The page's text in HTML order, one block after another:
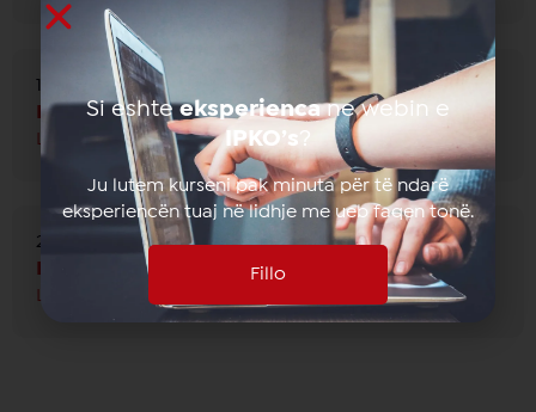
19 May 2026
FTESË PËR OFERTIM
Lexo më shumë
23 April 2026
FTESË PËR OFERTIM
Si eshteeksperiencane webin e
IPKO’s?
Ju lutem kurseni pak minuta për të ndarë
eksperiencën tuaj në lidhje me ueb faqen tonë.
Fillo